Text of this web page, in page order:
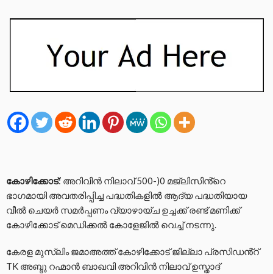
കോഴിക്കോട്: അറിവിൻ നിലാവ് 500-)0 മജ്ലിസിൻ്റെ
ഭാഗമായി അവതരിപ്പിച്ച പദ്ധതികളിൽ ആദ്യ പദ്ധതിയായ
വീൽ ചെയർ സമർപ്പണം വ്യാഴായ്ച ഉച്ചക്ക് രണ്ട് മണിക്ക്
കോഴിക്കോട് മെഡിക്കൽ കോളേജിൽ വെച്ച് നടന്നു.
കേരള മുസ്ലിം ജമാഅത്ത് കോഴിക്കോട് ജില്ലാ പ്രസിഡൻ്റ്
TK അബ്ദു റഹ്മാൻ ബാഖവി അറിവിൻ നിലാവ് ഉസ്താദ്